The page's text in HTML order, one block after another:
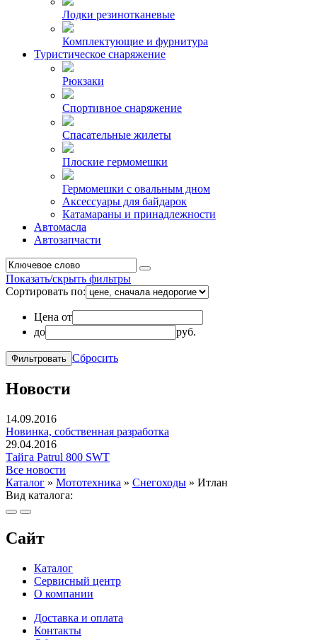
Лодки резинотканевые
Комплектующие и фурнитура
Туристическое снаряжение
Рюкзаки
Спортивное снаряжение
Спасательные жилеты
Плоские гермомешки
Гермомешки с овальным дном
Аксессуары для байдарок
Катамараны и принадлежности
Автомасла
Автозапчасти
Показать/скрыть фильтры
Сортировать по:
Цена от
до
руб.
Сбросить
Новости
14.09.2016
Новинка, собственная разработка
29.04.2016
Тайга Patrul 800 SWT
Все новости
Каталог » Мототехника » Снегоходы » Итлан
Вид каталога:
Сайт
Каталог
Сервисный центр
О компании
Доставка и оплата
Контакты